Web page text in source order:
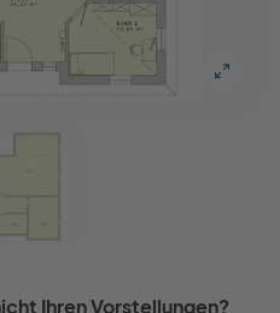
Ihren Vorstellungen?